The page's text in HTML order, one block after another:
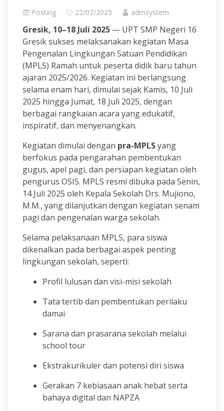
Posting 22/07/2025 admsystem
Gresik, 10–18 Juli 2025 — UPT SMP Negeri 16
Gresik sukses melaksanakan kegiatan Masa
Pengenalan Lingkungan Satuan Pendidikan
(MPLS) Ramah untuk peserta didik baru tahun
ajaran 2025/2026. Kegiatan ini berlangsung
selama enam hari, dimulai sejak Kamis, 10 Juli
2025 hingga Jumat, 18 Juli 2025, dengan
berbagai rangkaian acara yang edukatif,
inspiratif, dan menyenangkan.
Kegiatan dimulai dengan pra-MPLSyang
berfokus pada pengarahan pembentukan
gugus, apel pagi, dan persiapan kegiatan oleh
pengurus OSIS. MPLS resmi dibuka pada Senin,
14 Juli 2025 oleh Kepala Sekolah Drs. Mujiono,
M.M., yang dilanjutkan dengan kegiatan senam
pagi dan pengenalan warga sekolah.
Selama pelaksanaan MPLS, para siswa
dikenalkan pada berbagai aspek penting
lingkungan sekolah, seperti:
Profil lulusan dan visi-misi sekolah
Tata tertib dan pembentukan perilaku
damai
Sarana dan prasarana sekolah melalui
school tour
Ekstrakurikuler dan potensi diri siswa
Gerakan 7 kebiasaan anak hebat serta
bahaya digital dan NAPZA